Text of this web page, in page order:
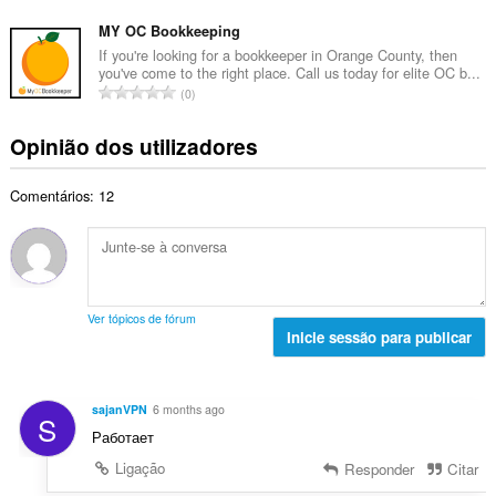
l
i
a
ç
e
s
d
e
a
v
l
i
õ
e
o
t
a
e
a
l
ç
õ
m
e
r
o
o
t
d
e
a
ç
MY OC Bookkeeping
If you're looking for a bookkeeper in Orange County, then
you've come to the right place. Call us today for elite OC b...
N
m
e
t
o
l
v
a
0
Opinião dos utilizadores
Comentários: 12
Ver tópicos de fórum
Inicie sessão para publicar
S sajanVPN 6 months ago
Работает
Ligação
Responder Citar